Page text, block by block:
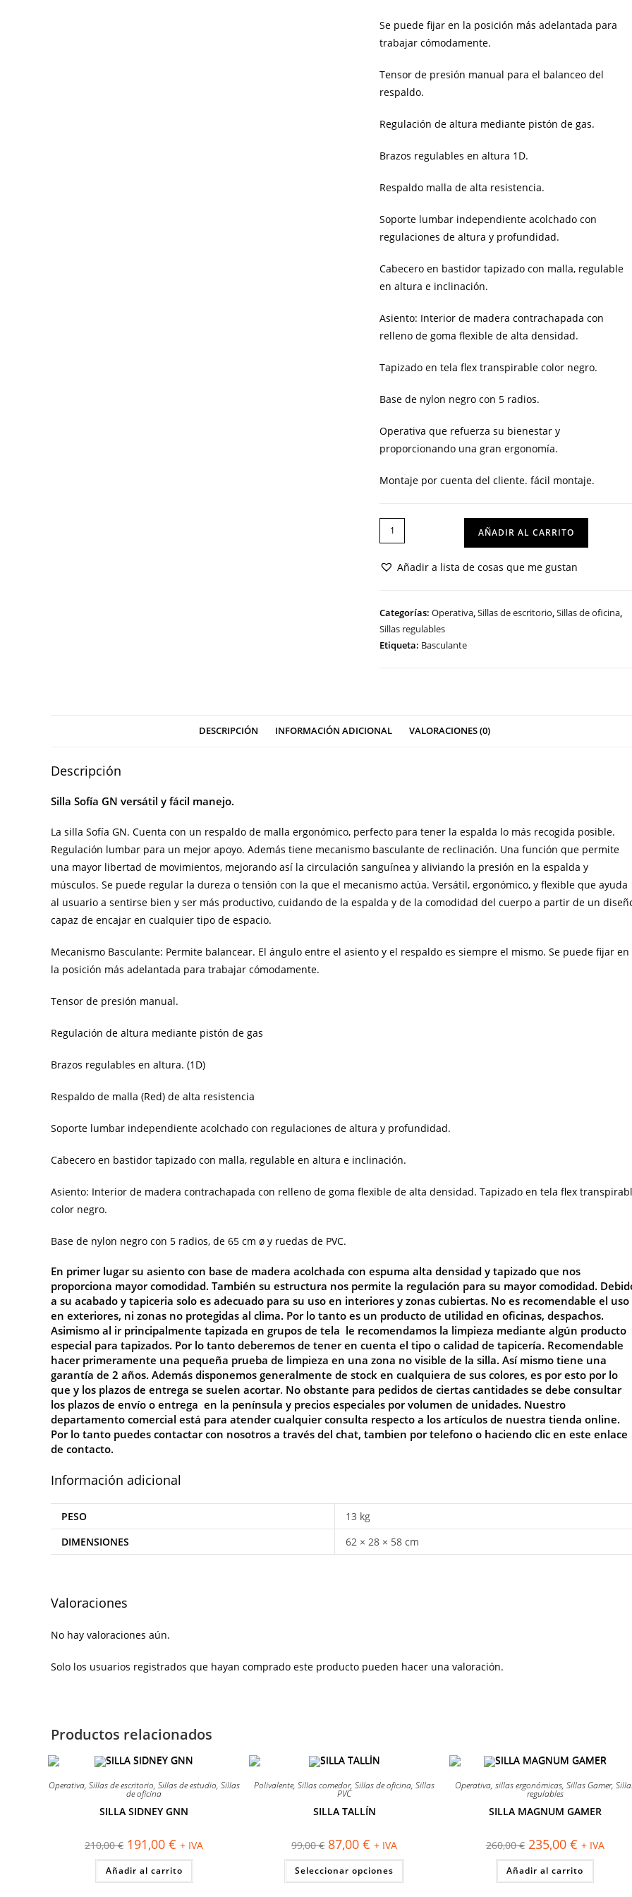
Se puede fijar en la posición más adelantada para
trabajar cómodamente.
Tensor de presión manual para el balanceo del
respaldo.
Regulación de altura mediante pistón de gas.
Brazos regulables en altura 1D.
Respaldo malla de alta resistencia.
Soporte lumbar independiente acolchado con
regulaciones de altura y profundidad.
Cabecero en bastidor tapizado con malla, regulable
en altura e inclinación.
Asiento: Interior de madera contrachapada con
relleno de goma flexible de alta densidad.
Tapizado en tela flex transpirable color negro.
Base de nylon negro con 5 radios.
Operativa que refuerza su bienestar y
proporcionando una gran ergonomía.
Montaje por cuenta del cliente. fácil montaje.
SILLA
SOFÍA
GN
AÑADIR AL CARRITO
Añadir a lista de cosas que me gustan
Categorías:Operativa,Sillas de escritorio,Sillas de oficina,
Sillas regulables
Etiqueta: Basculante
DESCRIPCIÓN INFORMACIÓN ADICIONAL VALORACIONES (0)
Descripción
Silla Sofía GN versátil y fácil manejo.
La silla Sofía GN. Cuenta con un respaldo de malla ergonómico, perfecto para tener la espalda lo más recogida posible.
Regulación lumbar para un mejor apoyo. Además tiene mecanismo basculante de reclinación. Una función que permite
una mayor libertad de movimientos, mejorando así la circulación sanguínea y aliviando la presión en la espalda y
músculos. Se puede regular la dureza o tensión con la que el mecanismo actúa. Versátil, ergonómico, y flexible que ayuda
al usuario a sentirse bien y ser más productivo, cuidando de la espalda y de la comodidad del cuerpo a partir de un
capaz de encajar en cualquier tipo de espacio.
Mecanismo Basculante: Permite balancear. El ángulo entre el asiento y el respaldo es siempre el mismo. Se puede fijar en
la posición más adelantada para trabajar cómodamente.
Tensor de presión manual.
Regulación de altura mediante pistón de gas
Brazos regulables en altura. (1D)
Respaldo de malla (Red) de alta resistencia
Soporte lumbar independiente acolchado con regulaciones de altura y profundidad.
Cabecero en bastidor tapizado con malla, regulable en altura e inclinación.
Asiento: Interior de madera contrachapada con relleno de goma flexible de alta densidad. Tapizado en tela flex
color negro.
Base de nylon negro con 5 radios, de 65 cm ø y ruedas de PVC.
En primer lugar su asiento con base de madera acolchada con espuma alta densidad y tapizado que nos
proporciona mayor comodidad. También su estructura nos permite la regulación para su mayor comodidad.
a su acabado y tapiceria solo es adecuado para su uso en interiores y zonas cubiertas. No es recomendable el uso
en exteriores, ni zonas no protegidas al clima. Por lo tanto es un producto de utilidad en oficinas, despachos.
Asimismo al ir principalmente tapizada en grupos de tela le recomendamos la limpieza mediante algún producto
especial para tapizados. Por lo tanto deberemos de tener en cuenta el tipo o calidad de tapicería. Recomendable
hacer primeramente una pequeña prueba de limpieza en una zona no visible de la silla. Así mismo tiene una
garantía de 2 años. Además disponemos generalmente de stock en cualquiera de sus colores, es por esto por lo
que y los plazos de entrega se suelen acortar. No obstante para pedidos de ciertas cantidades se debe consultar
los plazos de envío o entrega en la península y precios especiales por volumen de unidades. Nuestro
departamento comercial está para atender cualquier consulta respecto a los artículos de nuestra tienda online.
Por lo tanto puedes contactar con nosotros a través del chat, tambien por telefono o haciendo clic en este enlace
de contacto.
Información adicional
PESO
13 kg
DIMENSIONES
62 × 28 × 58 cm
Valoraciones
No hay valoraciones aún.
Solo los usuarios registrados que hayan comprado este producto pueden hacer una valoración.
Productos relacionados
Operativa, Sillas de escritorio, Sillas de estudio, Sillas
de oficina
SILLA SIDNEY GNN
210,00€ El
precio
original
era:
210,00 €.
191,00€ El
precio
actual
es:
191,00 €.
+ IVA
Añadir al carrito
Polivalente,Sillas comedor,Sillas de oficina,Sillas
PVC
SILLA TALLÍN
99,00€ El
precio
original
era:
99,00 €.
87,00€ El
precio
actual
es:
87,00 €.
+ IVA
Seleccionar opciones
Este
tiene
Operativa,sillas ergonómicas,Sillas Gamer,
regulables
SILLA MAGNUM GAMER
260,00€ El
precio
original
era:
260,00 €.
235,00 €El
precio
actual
es:
235,00 €.
+ IVA
Añadir al carrito